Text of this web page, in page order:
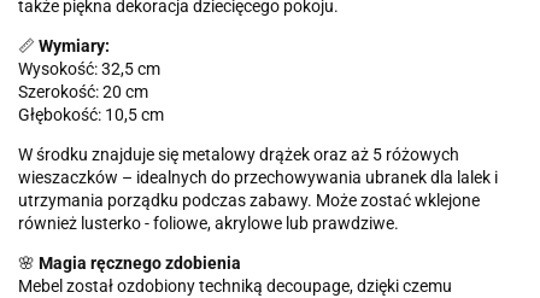
także piękna dekoracja dziecięcego pokoju.
📏 Wymiary:
Wysokość: 32,5 cm
Szerokość: 20 cm
Głębokość: 10,5 cm
W środku znajduje się metalowy drążek oraz aż 5 różowych
wieszaczków – idealnych do przechowywania ubranek dla lalek i
utrzymania porządku podczas zabawy. Może zostać wklejone
również lusterko - foliowe, akrylowe lub prawdziwe.
🌸 Magia ręcznego zdobienia
Mebel został ozdobiony techniką decoupage, dzięki czemu